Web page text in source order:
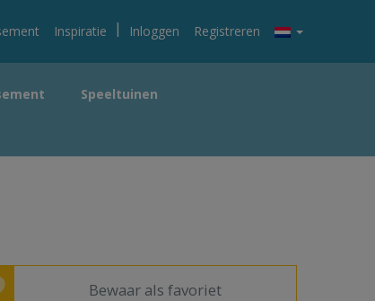
Inspiratie | Inloggen Registreren
Speeltuinen
Bewaar als favoriet